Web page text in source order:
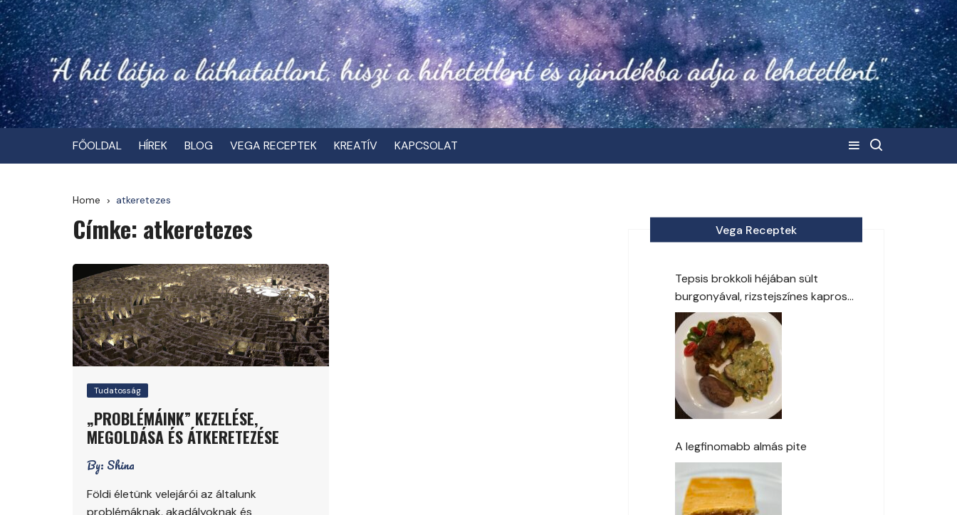
Skip
to
content
FŐOLDAL HÍREK BLOG VEGA RECEPTEK KREATÍV KAPCSOLAT
Home atkeretezes
Címke: atkeretezes
Tudatosság
„PROBLÉMÁINK” KEZELÉSE,
MEGOLDÁSA ÉS ÁTKERETEZÉSE
By: Shina
Földi életünk velejárói az általunk
problémáknak, akadályoknak és
Vega Receptek
Tepsis brokkoli héjában sült
burgonyával, rizstejszínes kapros
öntettel megbolondítva
A legfinomabb almás pite